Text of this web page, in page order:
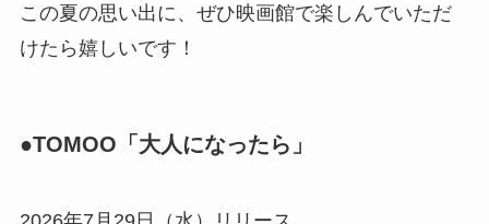
この夏の思い出に、ぜひ映画館で楽しんでいただ
けたら嬉しいです！
●TOMOO「大人になったら」